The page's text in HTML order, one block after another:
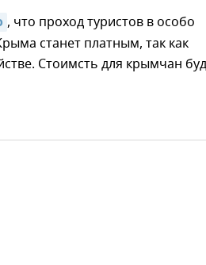
, что проход туристов в особо
станет платным, так как
Стоимсть для крымчан